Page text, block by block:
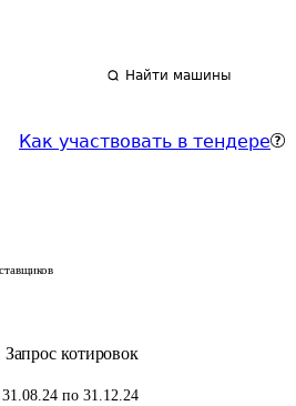
Найти машины
Как участвовать в тендере
Запрос котировок
31.08.24 по 31.12.24